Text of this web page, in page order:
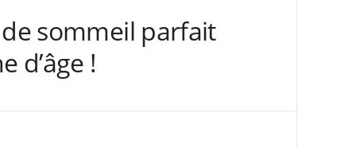
sommeil parfait
d’âge !